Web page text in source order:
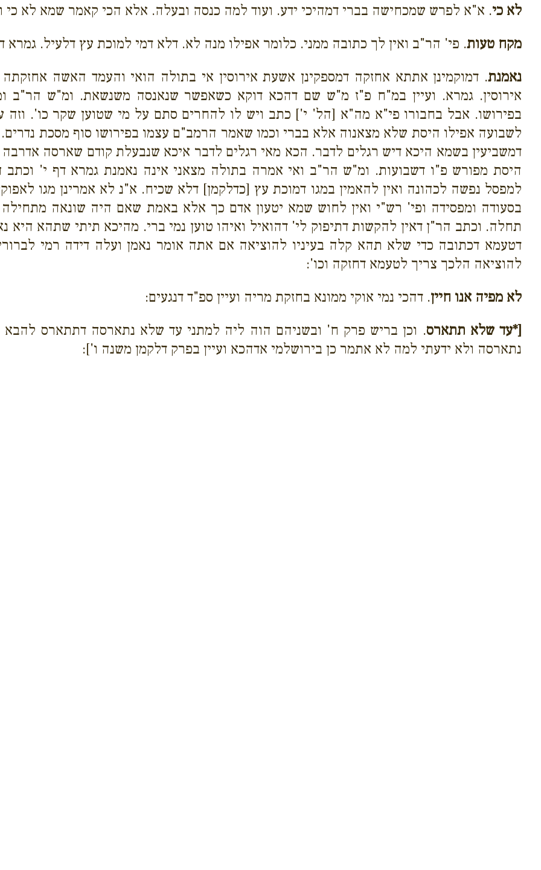
לא כי. א"א לפרש שמכחישה בברי דמהיכי ידע. ועוד למה כנסה ובעלה. אלא הכי קאמר שמא לא כי
מקח טעות. פי' הר"ב ואין לך כתובה ממני. כלומר אפילו מנה לא. דלא דמי למוכת עץ דלעיל. גמרא
נאמנת. דמוקמינן אתתא אחזקה דמספקינן אשעת אירוסין אי בתולה הואי והעמד האשה
אירוסין. גמרא. ועיין במ"ח פ"ז מ"ש שם דהכא דוקא כשאפשר שנאנסה משנשאת. ומ"ש הר"ב
בפירושו. אבל בחבורו פי"א מה"א [הל' י'] כתב ויש לו להחרים סתם על מי שטוען שקר כו'. וזה
לשבועה אפילו היסת שלא מצאנוה אלא בברי וכמו שאמר הרמב"ם עצמו בפירושו סוף מסכת
דמשביעין בשמא היכא דיש רגלים לדבר. הכא מאי רגלים לדבר איכא שנבעלת קודם שארסה אדרבה
היסת מפורש פ"ו דשבועות. ומ"ש הר"ב ואי אמרה בתולה מצאני אינה נאמנת גמרא דף י' וכתב
למפסל נפשה לכהונה ואין להאמין במגו דמוכת עץ [כדלקמן] דלא שכיח. א"נ לא אמרינן מגו
בסעודה ומפסידה ופי' רש"י ואין לחוש שמא יטעון אדם כך אלא באמת שאם היה שונאה
תחלה. וכתב הר"ן דאין להקשות דתיפוק לי' דהואיל ואיהו טוען נמי ברי. מהיכא תיתי שתהא היא
דטעמא דכתובה כדי שלא תהא קלה בעיניו להוציאה אם אתה אומר נאמן ועלה דידה רמי
להוציאה הלכך צריך לטעמא דחזקה וכו':
לא מפיה אנו חיין. דהכי נמי אוקי ממונא בחזקת מריה ועיין ספ"ד דנגעים:
[*עד שלא תתארס. וכן בריש פרק ח' ובשניהם הוה ליה למתני עד שלא נתארסה דתתארס להבא
נתארסה ולא ידעתי למה לא אתמר כן בירושלמי אדהכא ועיין בפרק דלקמן משנה ו']: